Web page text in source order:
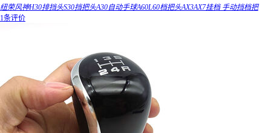
纽荣风神H30排挡头S30挡把头A30自动手球A60L60档把头AX3AX7挂档 手动挡档把
1条评价